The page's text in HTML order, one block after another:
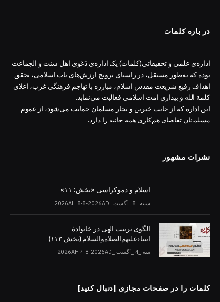
در باره کلمات
اداره‌ی علمی و تحقیقاتی(کلمات) یک اداره‌ی دَعَوی اهل سنت و الجماعت
بوده که به‌طور مستقل، در راستای ترویج ارزش‌های ناب اسلامی، تحقق
اهداف رفیع شریعت مقدس اسلام، مبارزه با تهاجم فرهنگی غرب، اعلای
کلمة الله و بیداری امت اسلامی فعالیت می‌نماید.
این اداره که از جانب خیرین و تجار مسلمان حمایت می‌شود، از عموم
مسلمانان تقاضای هم‌کاری همه جانبه را دارد.
نشرات مشهور
اسلام و دموکراسی «بخش: ۱۱»
شنبه _8 _آگست _2026AH 8-8-2026AD
الگوی تربیت الهی در خانوادۀ
انبیاءعلیهم‌الصلاةو‌السلام (بخش ۱۱۳)
سه _4 _آگست _2026AH 4-8-2026AD
کلمات را در صفحات مجازی [دنبال کنید]